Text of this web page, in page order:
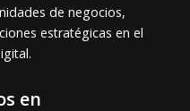
de negocios,
estratégicas en el
en